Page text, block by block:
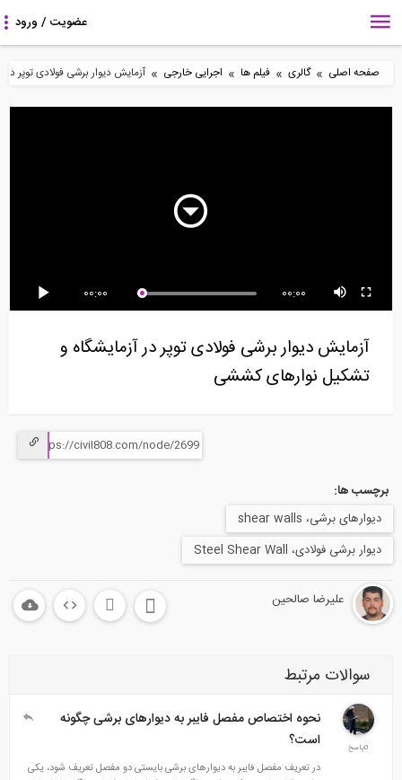
صفحه اصلی » گالری » فیلم ها » اجرایی خارجی » آزمایش دیوار برشی فولادی توپر
آزمایش بادبند زیپ شکل
یا چوورن در...
(سختی سنج) در...
کارگر با هم (...
ها، میراگر ها،...
00:00 00:00
آزمایش دیوار برشی فولادی توپر در آزمایشگاه و
تشکیل نوارهای کششی
برچسب ها:
دیوارهای برشی، shear walls
دیوار برشی فولادی، Steel Shear Wall
علیرضا صالحین
سوالات مرتبط
نحوه اختصاص مفصل فایبر به دیوارهای برشی چگونه
است؟
در تعریف مفصل فایبر به دیوارهای برشی بایستی دو مفصل تعریف شود، یکی